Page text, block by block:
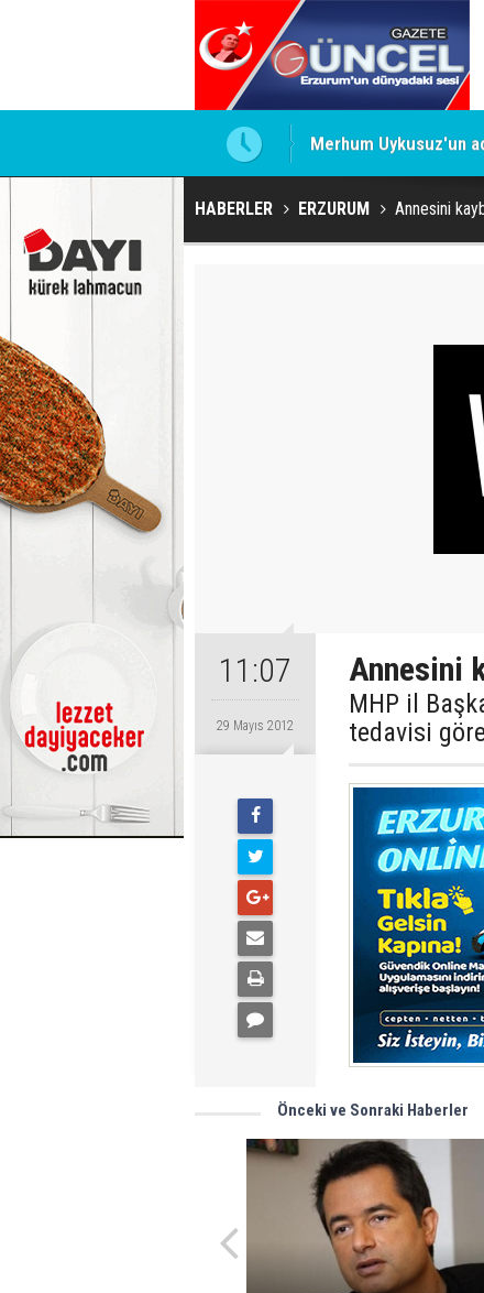
Merhum Uykusuz'un
HABERLER ERZURUM Annesini
11:07
29 Mayıs 2012
Annesini
MHP il
tedavisi
Önceki ve Sonraki Haberler